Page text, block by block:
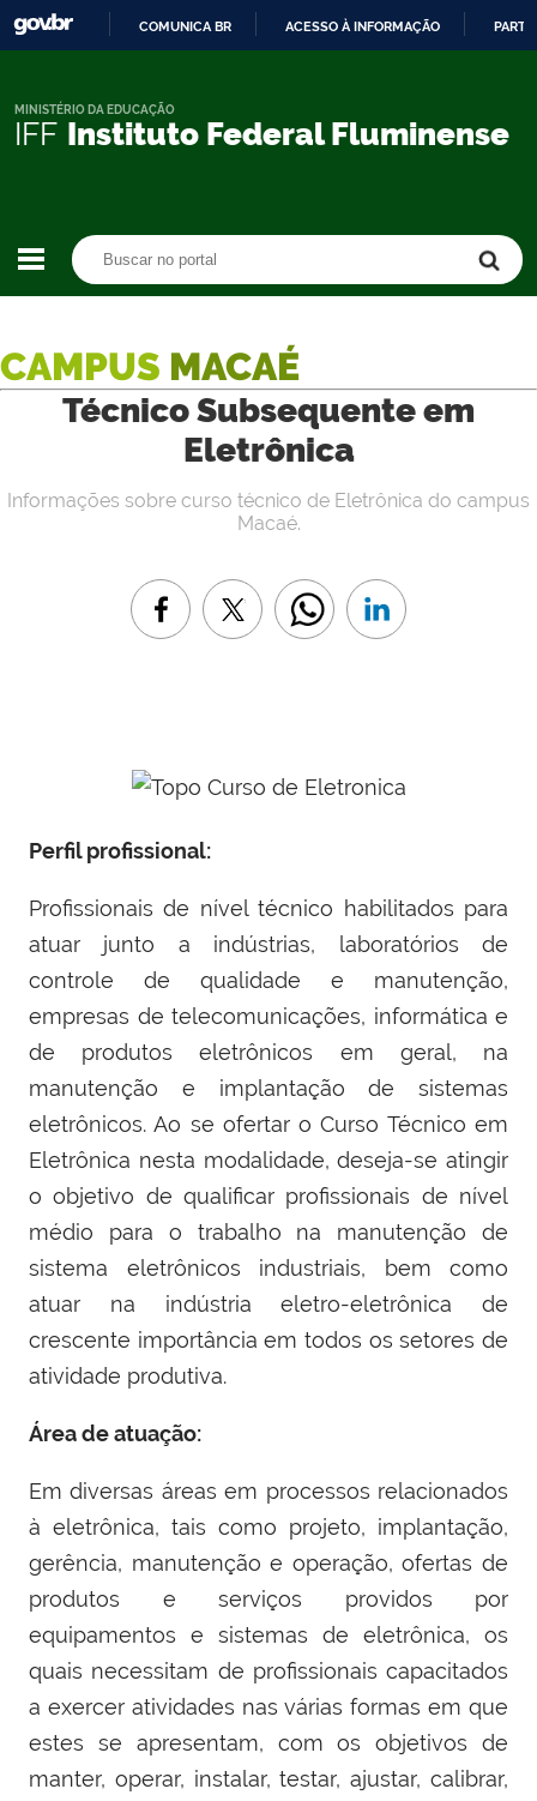
CONTEÚDO
COMUNICA BR ACESSO À INFORMAÇÃO
IFF Instituto Federal Fluminense
MINISTÉRIO DA EDUCAÇÃO
CAMPUS MACAÉ
Técnico Subsequente em
Eletrônica
Informações sobre curso técnico de Eletrônica do campus
Macaé.
Perfil profissional:
Profissionais de nível técnico habilitados para
atuar junto a indústrias, laboratórios de
controle de qualidade e manutenção,
empresas de telecomunicações, informática e
de produtos eletrônicos em geral, na
manutenção e implantação de sistemas
eletrônicos. Ao se ofertar o Curso Técnico em
Eletrônica nesta modalidade, deseja-se atingir
o objetivo de qualificar profissionais de nível
médio para o trabalho na manutenção de
sistema eletrônicos industriais, bem como
atuar na indústria eletro-eletrônica de
crescente importância em todos os setores de
atividade produtiva.
Área de atuação:
Em diversas áreas em processos relacionados
à eletrônica, tais como projeto, implantação,
gerência, manutenção e operação, ofertas de
produtos e serviços providos por
equipamentos e sistemas de eletrônica, os
quais necessitam de profissionais capacitados
a exercer atividades nas várias formas em que
estes se apresentam, com os objetivos de
manter, operar, instalar, testar, ajustar, calibrar,